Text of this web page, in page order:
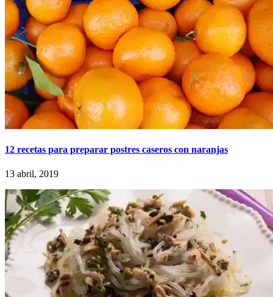
12 recetas para preparar postres caseros con naranjas
13 abril, 2019